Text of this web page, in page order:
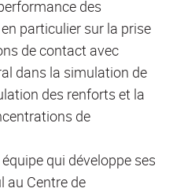
des
particulier sur la prise
de contact avec
dans la simulation de
des renforts et la
de
qui développe ses
au Centre de